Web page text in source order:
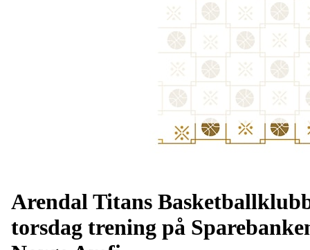
Arendal Titans
torsdag trening på